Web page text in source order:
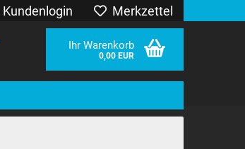
Kundenlogin Merkzettel
Ihr Warenkorb
0,00 EUR